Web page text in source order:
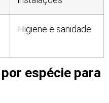
Higiene e sanidade
espécie para